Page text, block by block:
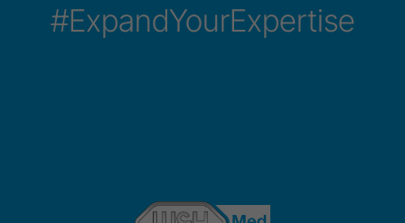
#ExpandYourExpertise